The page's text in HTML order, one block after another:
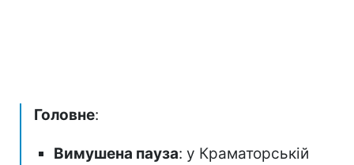
Головне:
Вимушена пауза: у Краматорській